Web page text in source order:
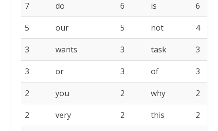
7 do 6 is 6
5 our 5 not 4
3 wants 3 task 3
3 or 3 of 3
2 you 2 why 2
2 very 2 this 2